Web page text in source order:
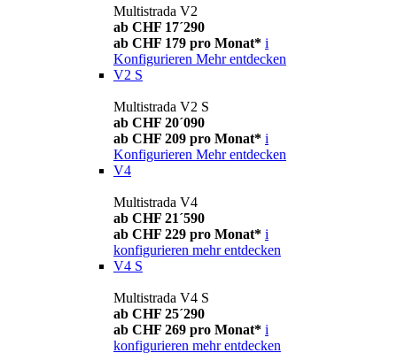
Multistrada V2
ab CHF 17´290
ab CHF 179 pro Monat* i
Konfigurieren Mehr entdecken
V2 S
Multistrada V2 S
ab CHF 20´090
ab CHF 209 pro Monat* i
Konfigurieren Mehr entdecken
V4
Multistrada V4
ab CHF 21´590
ab CHF 229 pro Monat* i
konfigurieren mehr entdecken
V4 S
Multistrada V4 S
ab CHF 25´290
ab CHF 269 pro Monat* i
konfigurieren mehr entdecken